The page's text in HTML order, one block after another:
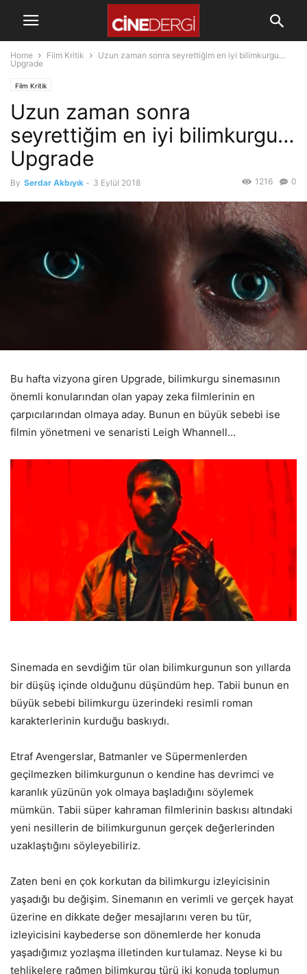
Home Film Kritik
Uzun zaman sonra seyrettiğim en iyi bilimkurgu…
Upgrade
Film Kritik
Uzun zaman sonra
seyrettiğim en iyi bilimkurgu…
Upgrade
By Serdar Akbıyık - 3 Eylül 2018 0
1216
Bu hafta vizyona giren Upgrade, bilimkurgu sinemasının
önemli konularından olan yapay zeka filmlerinin en
çarpıcılarından olmaya aday. Bunun en büyük sebebi ise
filmin yönetmeni ve senaristi Leigh Whannell…
Sinemada en sevdiğim tür olan bilimkurgunun son yıllarda
bir düşüş içinde olduğunu düşündüm hep. Tabii bunun en
büyük sebebi bilimkurgu üzerindeki resimli roman
karakterlerinin kurduğu baskıydı.
Etraf Avengerslar, Batmanler ve Süpermenlerden
geçilmezken bilimkurgunun o kendine has devrimci ve
karanlık yüzünün yok olmaya başladığını söylemek
mümkün. Tabii süper kahraman filmlerinin baskısı altındaki
yeni nesillerin de bilimkurgunun gerçek değerlerinden
uzaklaştığını söyleyebiliriz.
Zaten beni en çok korkutan da bilimkurgu izleyicisinin
yaşadığı bu değişim. Sinemanın en verimli ve gerçek hayat
üzerine en dikkate değer mesajlarını veren bu tür,
izleyicisini kaybederse son dönemlerde her konuda
yaşadığımız yozlaşma illetinden kurtulamaz. Neyse ki bu
tehlikelere rağmen bilimkurgu türü iki konuda toplumun